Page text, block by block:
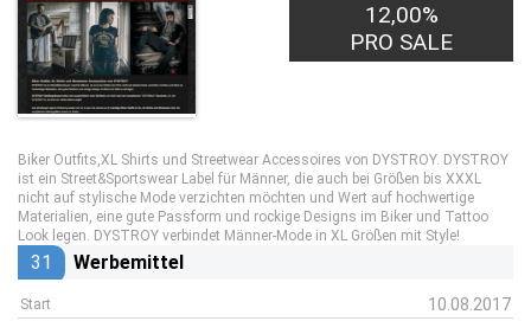
12,00%
PRO SALE
Biker Outfits,XL Shirts und Streetwear Accessoires von DYSTROY. DYSTROY
ist ein Street&Sportswear Label für Männer, die auch bei Größen bis XXXL
nicht auf stylische Mode verzichten möchten und Wert auf hochwertige
Materialien, eine gute Passform und rockige Designs im Biker und Tattoo
Look legen. DYSTROY verbindet Männer-Mode in XL Größen mit Style!
31 Werbemittel
Start 10.08.2017